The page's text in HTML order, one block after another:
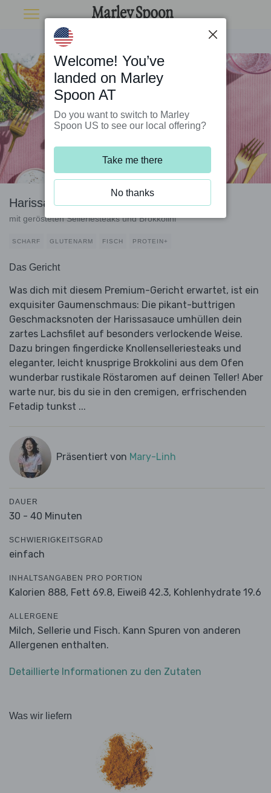
Harissa-Lachsfilet auf Fetacreme
mit gerösteten Selleriesteaks und Brokkolini
SCHARF GLUTENARM FISCH PROTEIN+
Das Gericht
Was dich mit diesem Premium-Gericht erwartet, ist ein
exquisiter Gaumenschmaus: Die pikant-buttrigen
Geschmacksnoten der Harissasauce umhüllen dein
zartes Lachsfilet auf besonders verlockende Weise.
Dazu bringen fingerdicke Knollenselleriesteaks und
eleganter, leicht knusprige Brokkolini aus dem Ofen
wunderbar rustikale Röstaromen auf deinen Teller! Aber
warte nur, bis du sie in den cremigen, erfrischenden
Fetadip tunkst ...
Präsentiert von Mary-Linh
DAUER
30 - 40 Minuten
SCHWIERIGKEITSGRAD
einfach
INHALTSANGABEN PRO PORTION
Kalorien 888, Fett 69.8, Eiweiß 42.3, Kohlenhydrate 19.6
ALLERGENE
Milch, Sellerie und Fisch. Kann Spuren von anderen
Allergenen enthalten.
Detaillierte Informationen zu den Zutaten
Was wir liefern
Welcome! You’ve
landed on Marley
Spoon AT
Do you want to switch to Marley
Spoon US to see our local offering?
Take me there
No thanks